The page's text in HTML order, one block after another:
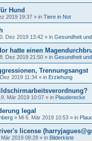
Hund
2019 19:37 » in Tiere in Not
Dez 2019 13:42 » in Gesundheit
hatte einen
Dez 2019 21:50 » in Gesundheit
Trennungsangst
2019 11:34 » in Erziehung
Mär 2019 10:07 » in Plauderecke
legal
» Mi 6. Mär 2019 10:53 » in
license
Mär 2019 08:28 » in Bilderkiste